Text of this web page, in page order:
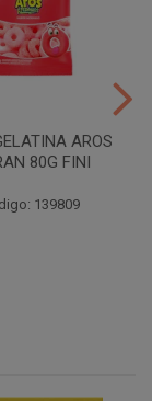
AROS
80G FINI
139809